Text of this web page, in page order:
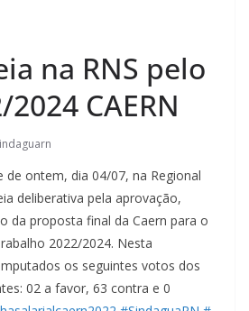
na RNS pelo
CAERN
de ontem, dia 04/07, na Regional
deliberativa pela aprovação,
da proposta final da Caern para o
2022/2024. Nesta
os seguintes votos dos
02 a favor, 63 contra e 0